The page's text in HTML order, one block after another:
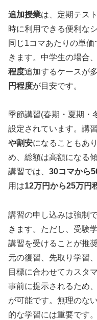
追加授業は、定期テス
時に利用できる便利な
同じ1コマあたりの単
きます。中学生の場合
程度追加するケースが
円程度が目安です。
季節講習(春期・夏期・
設定されています。講
や割安になることもあ
め、総額は高額になる
講習では、 30コマから
用は12万円から25万円
講習の申し込みは強制
きます。ただし、受験
講習を受けることが推
元の復習、先取り学習
目標に合わせてカスタ
事前に提示されるため
が可能です。無理のな
的な学習には重要です。